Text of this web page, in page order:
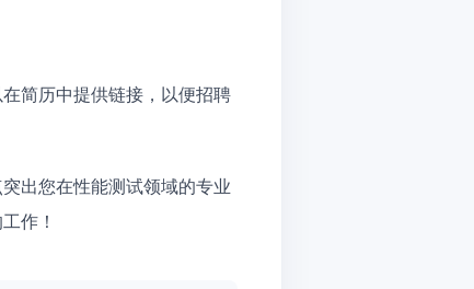
简历中提供链接，以便招聘
出您在性能测试领域的专业
作！